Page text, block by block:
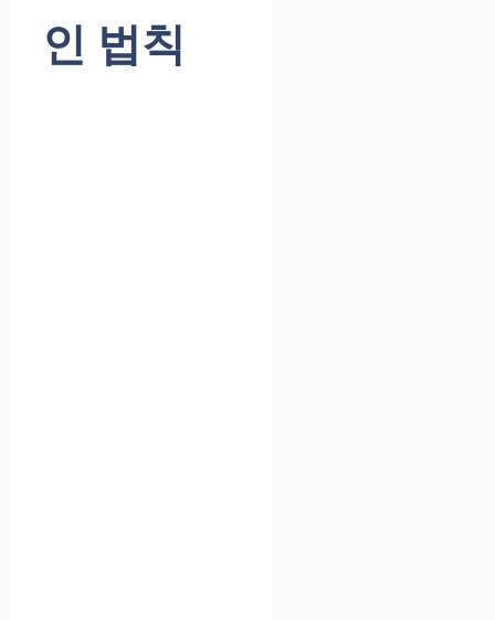
인 법칙